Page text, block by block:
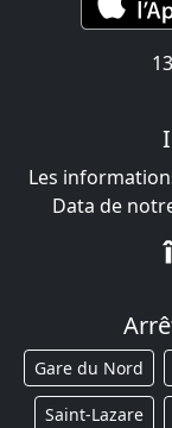
Les
Data de
Gare du Nord
Saint-Lazare